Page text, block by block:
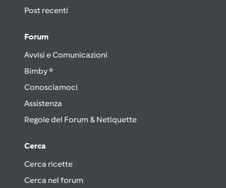
Post recenti
Forum
Avvisi e Comunicazioni
Bimby ®
Conosciamoci
Assistenza
Regole del Forum & Netiquette
Cerca
Cerca ricette
Cerca nel forum